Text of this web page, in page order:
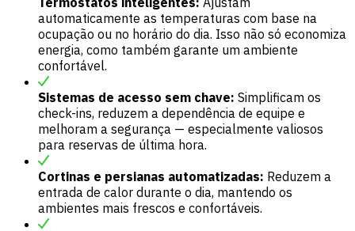
automaticamente as temperaturas com base na
ocupação ou no horário do dia. Isso não só economiza
energia, como também garante um ambiente
confortável.
Sistemas de acesso sem chave: Simplificam os
check-ins, reduzem a dependência de equipe e
melhoram a segurança — especialmente valiosos
para reservas de última hora.
Cortinas e persianas automatizadas: Reduzem a
entrada de calor durante o dia, mantendo os
ambientes mais frescos e confortáveis.